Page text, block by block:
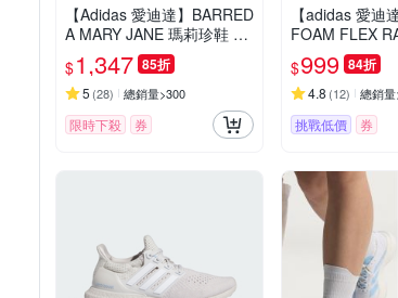
【Adidas 愛迪達】BARRED
A MARY JANE 瑪莉珍鞋 芭
蕾風 休閒鞋 運動鞋 女 A-H
Q7398 B-HQ7400
$1,347 85折
5 (28) 總銷量>300
限時下殺 券
【adidas 愛迪
FOAM FLEX
動鞋 男鞋/女鞋
$999 84折
4.8 (12) 總銷
挑戰低價 券